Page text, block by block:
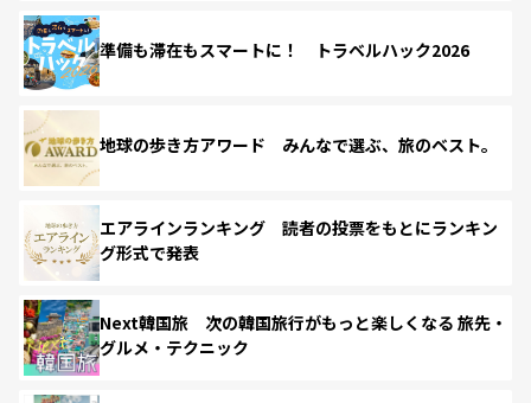
準備も滞在もスマートに！ トラベルハック2026
地球の歩き方アワード みんなで選ぶ、旅のベスト。
エアラインランキング 読者の投票をもとにランキン
グ形式で発表
Next韓国旅 次の韓国旅行がもっと楽しくなる 旅先・
グルメ・テクニック